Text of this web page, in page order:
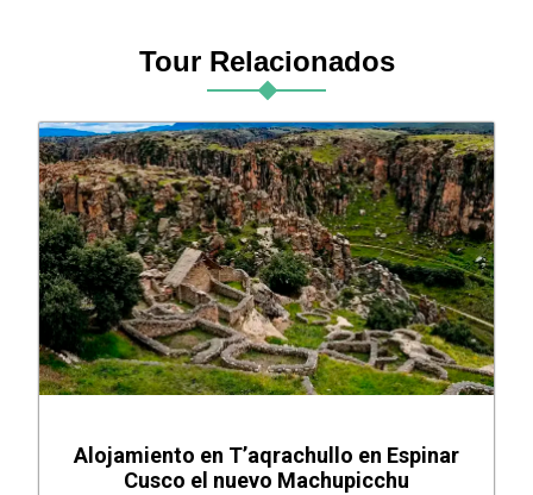
Tour Relacionados
Alojamiento en T’aqrachullo en Espinar
Cusco el nuevo Machupicchu